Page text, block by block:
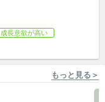
成長意欲が高い
もっと見る＞